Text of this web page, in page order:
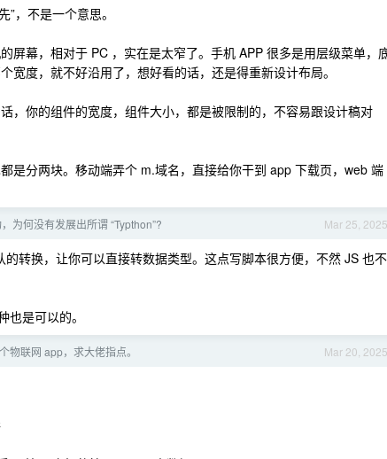
，不是一个意思。
屏幕，相对于 PC ，实在是太窄了。手机 APP 很多是用层级菜单，
度，就不好沿用了，想好看的话，还是得重新设计布局。
，你的组件的宽度，组件大小，都是被限制的，不容易跟设计稿对
是分两块。移动端弄个 m.域名，直接给你干到 app 下载页，web 端
Mar 25, 2025
为何没有发展出所谓 “Typthon”?
转换，让你可以直接转数据类型。这点写脚本很方便，不然 JS 也不
是可以的。
Mar 20, 2025
物联网 app，求大佬指点。